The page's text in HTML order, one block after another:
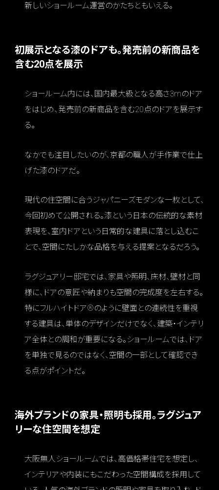
新しいショールーム運営のかたちともいえる。
初展示となる漆のドアも。発売前の新商品を
含む20点を展示
ショールーム内には、国内最大級となる高さ3mのドア
をはじめ、発売前の新商品を含む20点のドアを展示す
る。
なかでも注目したいのが、京都の職人が手作業で仕上
げた漆のドアだ。
現代の住空間に合うジャパニーズモダンな一枚として、
今回初めて公開される。漆という日本の伝統的な素材
表現を、室内ドアという日常的な建具に落とし込むこ
とで、空間にたしかな品格を与える提案となるだろう。
ラグジュアリー邸宅では、家具や照明、床材、壁材と同
様に、ドアの意匠や納まりも空間の完成度を左右する。
特にフルハイトドア®のように壁面との連続性を重視
する建具は、単体のデザインだけでなく、建築・インテリ
ア全体との調和が重要になる。ショールームでは、ドア
を単独で見るのではなく、空間の一部として確認でき
る点がポイントだ。
海外ブランドの家具・照明も採用。ラグジュア
リーな住空間を想定
大阪無人ショールームでは、高価格帯住宅を想定し、
インテリアや内装にもこだわった空間構成を採用して